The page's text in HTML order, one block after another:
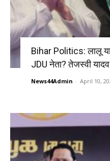
Bihar Politics: लालू
JDU नेता? तेजस्वी
News44Admin - April 10,